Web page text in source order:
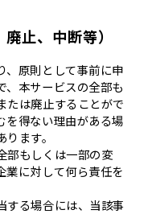
止、中断等）
、原則として事前に申
、本サービスの全部も
たは廃止することがで
を得ない理由がある場
ます。
部もしくは一部の変
業に対して何ら責任を
する場合には、当該事